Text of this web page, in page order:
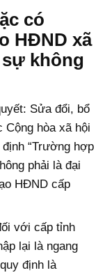
có
HĐND xã
sự không
Sửa đổi, bổ
Cộng hòa xã hội
“Trường hợp
phải là đại
HĐND cấp
với cấp tỉnh
lại là ngang
định là